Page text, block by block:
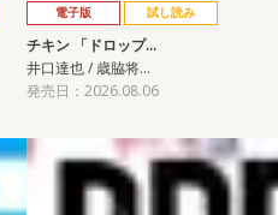
電子版 試し読み
チキン 「ドロップ…
井口達也 / 歳脇将…
発売日：2026.08.06